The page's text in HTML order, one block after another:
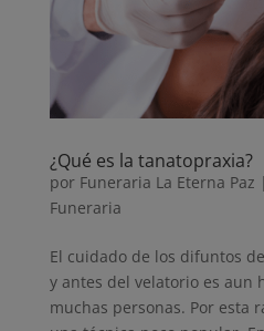
¿Qué es la tanatopraxia?
por Funeraria La Eterna Paz |
Funeraria
El cuidado de los difuntos
y antes del velatorio es aun
muchas personas. Por esta